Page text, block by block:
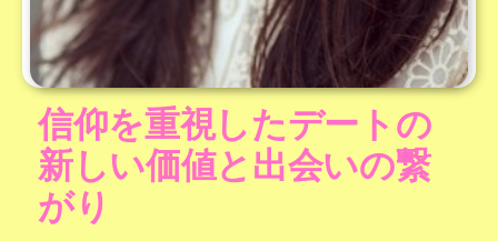
信仰を重視したデートの
新しい価値と出会いの繋
がり